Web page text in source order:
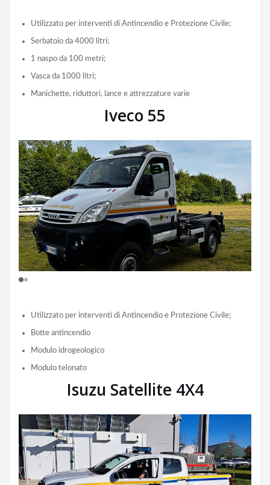
Utilizzato per interventi di Antincendio e Protezione Civile;
Serbatoio da 4000 litri;
1 naspo da 100 metri;
Vasca da 1000 litri;
Manichette, riduttori, lance e attrezzature varie
Iveco 55
Utilizzato per interventi di Antincendio e Protezione Civile;
Botte antincendio
Modulo idrogeologico
Modulo telonato
Isuzu Satellite 4X4